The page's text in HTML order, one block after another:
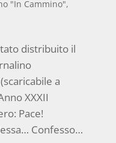
"In Cammino",
distribuito il
a
XXXII
Pace!
Confesso…